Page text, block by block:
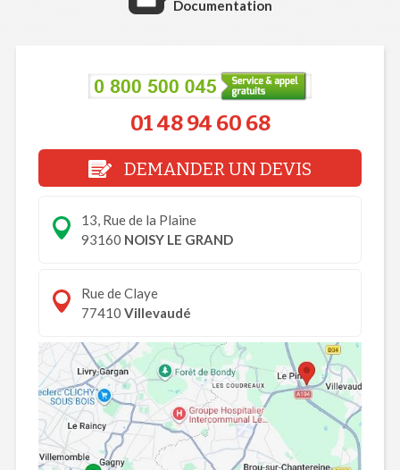
Documentation
01 48 94 60 68
DEMANDER UN DEVIS
13, Rue de la Plaine
93160 NOISY LE GRAND
Rue de Claye
77410 Villevaudé